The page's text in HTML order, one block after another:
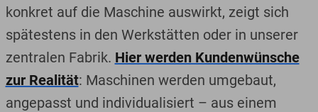
konkret auf die Maschine auswirkt, zeigt sich
spätestens in den Werkstätten oder in unserer
zentralen Fabrik. Hier werden Kundenwünsche
zur Realität: Maschinen werden umgebaut,
angepasst und individualisiert – aus einem